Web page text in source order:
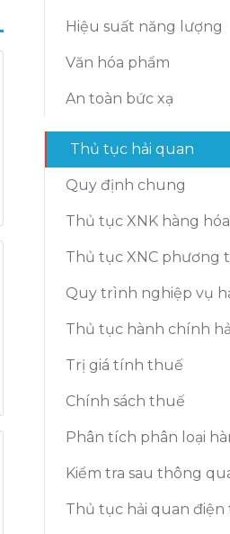
Hiệu suất năng lượng
Văn hóa phẩm
An toàn bức xạ
Thủ tục hải quan
Quy định chung
Thủ tục XNK hàng hóa
Thủ tục XNC phương
Quy trình nghiệp vụ
Thủ tục hành chính
Trị giá tính thuế
Chính sách thuế
Phân tích phân loại
Kiểm tra sau thông
Thủ tục hải quan điện